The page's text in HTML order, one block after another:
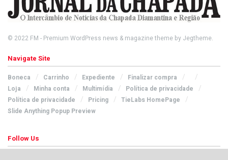
© 2022 FM - Premium WordPress news & magazine theme by Jegtheme.
Navigate Site
Boneca Carrinho Expediente
Finalizar compra
Loja
Minha conta Multimídia
Política de privacidade
Política de privacidade
Pricing
TieLabs HomePage
Slide Anything Popup Preview
Follow Us